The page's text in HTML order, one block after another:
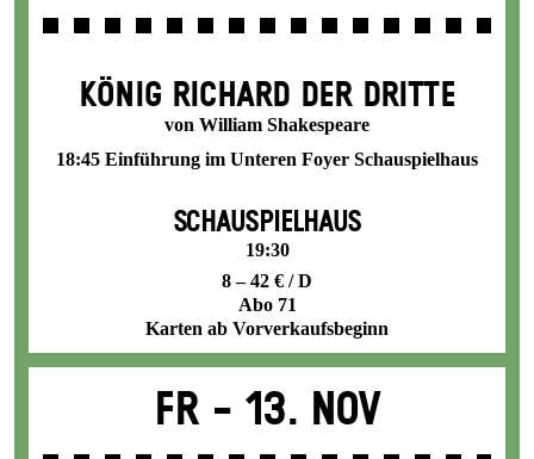
KÖNIG RICHARD DER DRITTE
von William Shakespeare
18:45 Einführung im Unteren Foyer Schauspielhaus
SCHAUSPIELHAUS
19:30
8 – 42 € / D
Abo 71
Karten ab Vorverkaufsbeginn
Fr - 13. Nov